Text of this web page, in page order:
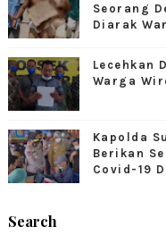
Seorang
Diarak
Lecehkan
Warga
Kapolda
Berikan
Covid-19
Search